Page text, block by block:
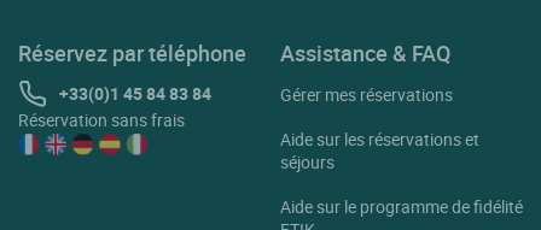
Réservez par téléphone
+33(0)1 45 84 83 84
Réservation sans frais
Assistance & FAQ
Gérer mes réservations
Aide sur les réservations et
séjours
Aide sur le programme de fidélité